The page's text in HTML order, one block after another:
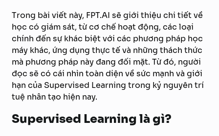
Trong bài viết này, FPT.AI sẽ giới thiệu chi tiết về
học có giám sát, từ cơ chế hoạt động, các loại
chính đến sự khác biệt với các phương pháp học
máy khác, ứng dụng thực tế và những thách thức
mà phương pháp này đang đối mặt. Từ đó, người
đọc sẽ có cái nhìn toàn diện về sức mạnh và giới
hạn của Supervised Learning trong kỷ nguyên trí
tuệ nhân tạo hiện nay.
Supervised Learning là gì?